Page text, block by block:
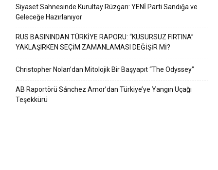
Siyaset Sahnesinde Kurultay Rüzgarı: YENİ Parti Sandığa ve
Geleceğe Hazırlanıyor
RUS BASININDAN TÜRKİYE RAPORU: “KUSURSUZ FIRTINA”
YAKLAŞIRKEN SEÇİM ZAMANLAMASI DEĞİŞİR Mİ?
Christopher Nolan’dan Mitolojik Bir Başyapıt “The Odyssey”
AB Raportörü Sánchez Amor’dan Türkiye’ye Yangın Uçağı
Teşekkürü